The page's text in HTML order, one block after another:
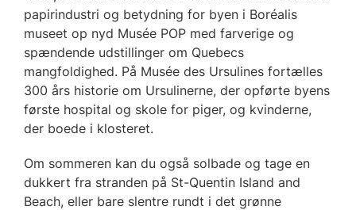
papirindustri og betydning for byen i Boréalis
museet op nyd Musée POP med farverige og
spændende udstillinger om Quebecs
mangfoldighed. På Musée des Ursulines fortælles
300 års historie om Ursulinerne, der opførte byens
første hospital og skole for piger, og kvinderne,
der boede i klosteret.
Om sommeren kan du også solbade og tage en
dukkert fra stranden på St-Quentin Island and
Beach, eller bare slentre rundt i det grønne